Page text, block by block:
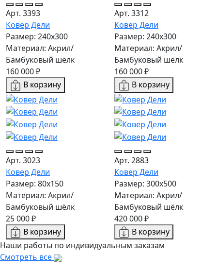
Арт. 3393
Ковер Дели
Размер: 240х300
Материал: Акрил/
Бамбуковый шёлк
160 000 ₽
В корзину
Арт. 3312
Ковер Дели
Размер: 240х300
Материал: Акрил/
Бамбуковый шёлк
160 000 ₽
В корзину
Арт. 3023
Ковер Дели
Размер: 80x150
Материал: Акрил/
Бамбуковый шёлк
25 000 ₽
В корзину
Арт. 2883
Ковер Дели
Размер: 300х500
Материал: Акрил/
Бамбуковый шёлк
420 000 ₽
В корзину
Наши работы по индивидуальным заказам
Смотреть все